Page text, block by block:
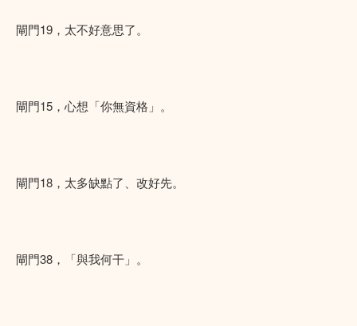
閘門19，太不好意思了。
閘門15，心想「你無資格」。
閘門18，太多缺點了、改好先。
閘門38，「與我何干」。